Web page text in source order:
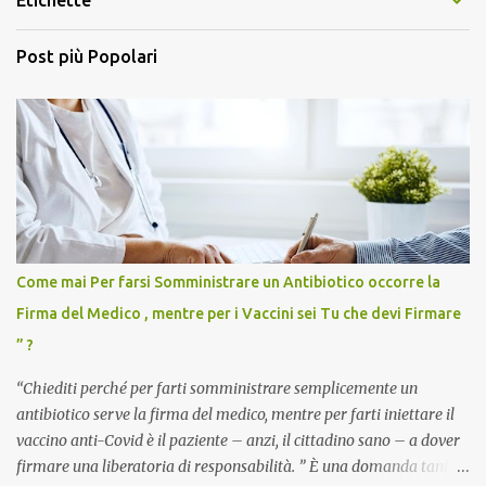
Post più Popolari
Come mai Per farsi Somministrare un Antibiotico occorre la
Firma del Medico , mentre per i Vaccini sei Tu che devi Firmare
” ?
“Chiediti perché per farti somministrare semplicemente un
antibiotico serve la firma del medico, mentre per farti iniettare il
vaccino anti-Covid è il paziente – anzi, il cittadino sano – a dover
firmare una liberatoria di responsabilità. ” È una domanda tanto